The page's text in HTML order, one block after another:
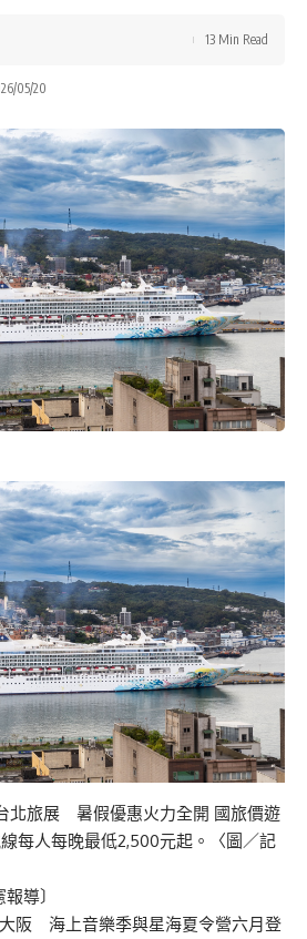
05/20
13 Min Read
北旅展 暑假優惠火力全開 國旅價遊
每人每晚最低2,500元起。〈圖／記
導〕
阪 海上音樂季與星海夏令營六月登